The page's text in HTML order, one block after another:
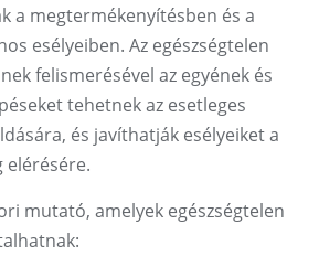
a megtermékenyítésben és a
esélyeiben. Az egészségtelen
felismerésével az egyének és
tehetnek az esetleges
és javíthatják esélyeiket a
elérésére.
mutató, amelyek egészségtelen